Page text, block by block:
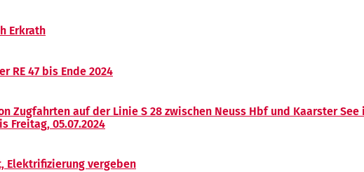
Erkrath
RE 47 bis Ende 2024
Zugfahrten auf der Linie S 28 zwischen Neuss Hbf und Kaarster
Freitag, 05.07.2024
Elektrifizierung vergeben